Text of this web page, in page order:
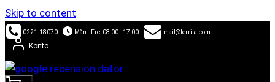
Skip to content
0221-18070 Mån - Fre: 08:00 - 17:00 mail@ferrita.com
Konto